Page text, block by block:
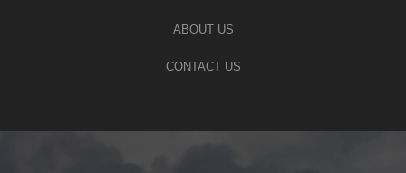
ABOUT US
CONTACT US